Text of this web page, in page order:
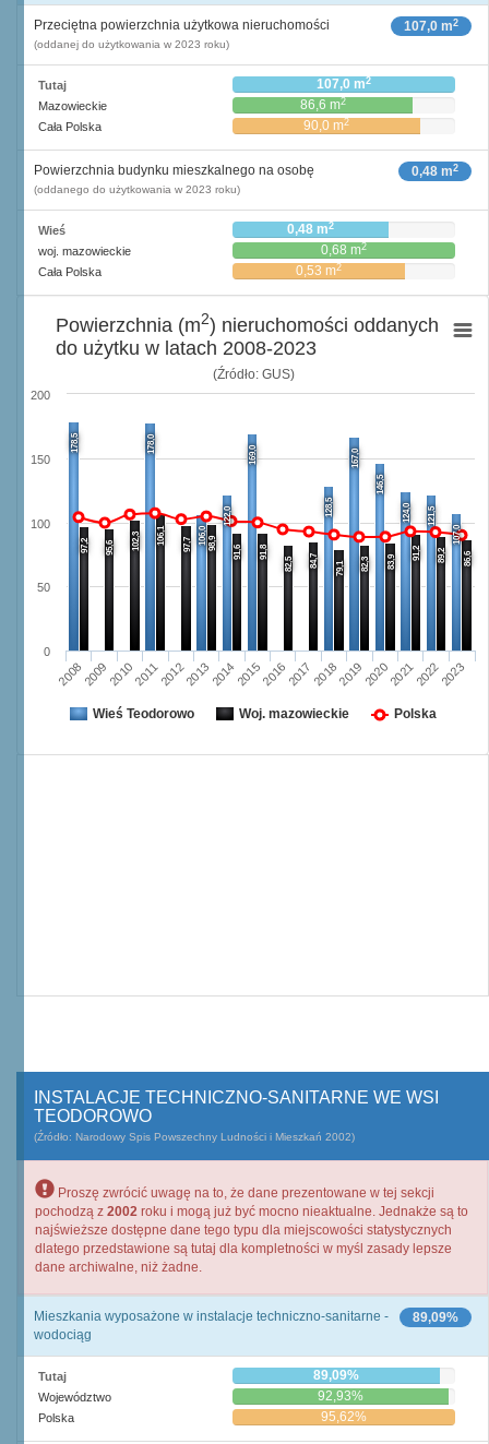
107,0 m2
Przeciętna powierzchnia użytkowa nieruchomości
(oddanej do użytkowania w 2023 roku)
Tutaj 107,0 m2
Mazowieckie 86,6 m2
Cała Polska 90,0 m2
0,48 m2
Powierzchnia budynku mieszkalnego na osobę
(oddanego do użytkowania w 2023 roku)
Wieś 0,48 m2
woj. mazowieckie 0,68 m2
Cała Polska 0,53 m2
(Źródło: GUS)
178,5 178,0
106,0
122,0
169,0
128,5
167,0
146,5
124,0
121,5
107,0
97,2 95,6 102,3 106,1 97,7 98,9
91,6 91,8
82,5 84,7 79,1 82,3 83,9
91,2 89,2 86,6
2008200920102011201220132014201520162017201820192020202120222023
0
50
100
150
200
Powierzchnia (m2) nieruchomości oddanych
do użytku w latach 2008-2023
Wieś Teodorowo Woj. mazowieckie Polska
INSTALACJE TECHNICZNO-SANITARNE WE WSI
TEODOROWO
(Źródło: Narodowy Spis Powszechny Ludności i Mieszkań 2002)
Proszę zwrócić uwagę na to, że dane prezentowane w tej sekcji
pochodzą z 2002 roku i mogą już być mocno nieaktualne. Jednakże są to
najświeższe dostępne dane tego typu dla miejscowości statystycznych
dlatego przedstawione są tutaj dla kompletności w myśl zasady lepsze
dane archiwalne, niż żadne.
89,09%
Mieszkania wyposażone w instalacje techniczno-sanitarne -
wodociąg
Tutaj 89,09%
Województwo 92,93%
Polska 95,62%